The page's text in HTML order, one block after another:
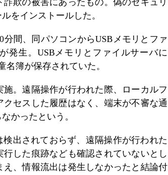
欺の被害にあったもの。偽のセキュリ
をインストールした。
間、同パソコンからUSBメモリとファ
発生。USBメモリとファイルサーバに
名簿が保存されていた。
。遠隔操作が行われた際、ローカルフ
セスした履歴はなく、端末が不審な通
かったという。
出されておらず、遠隔操作が行われた
した痕跡なども確認されていないとし
、情報流出は発生しなかったと結論付